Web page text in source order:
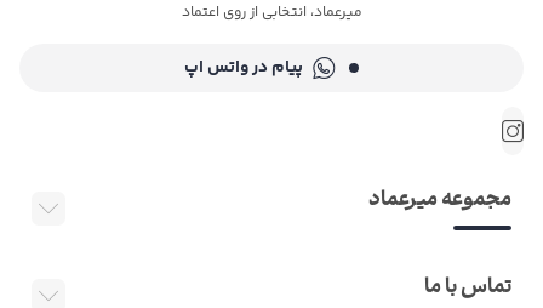
میرعماد، انتخابی از روی اعتماد
پیام در واتس اپ
مجموعه میرعماد
تماس با ما